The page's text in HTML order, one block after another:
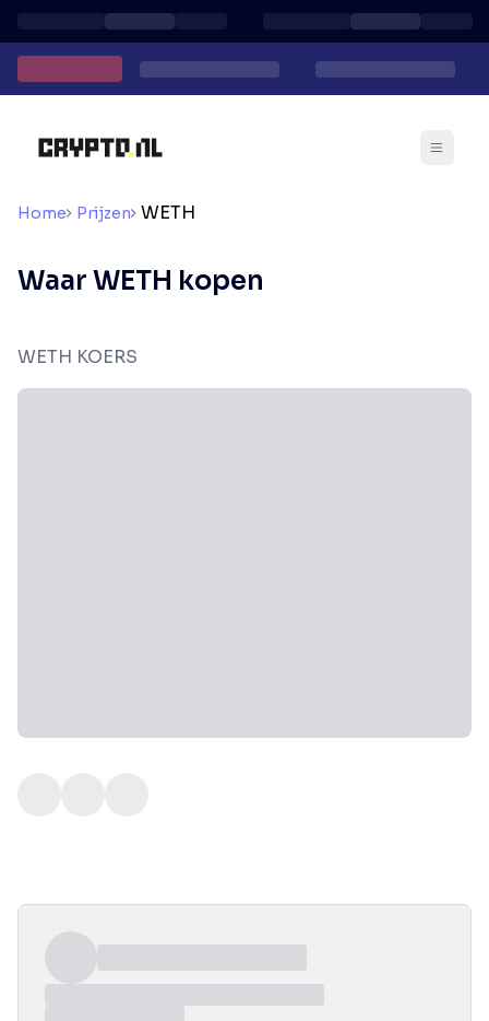
Home Prijzen WETH
Waar WETH kopen
WETH KOERS